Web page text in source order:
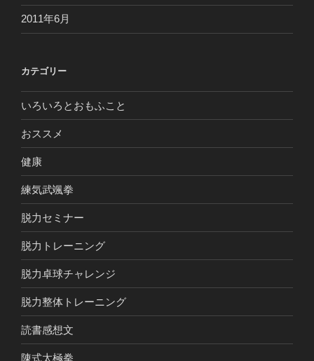
2011年6月
カテゴリー
いろいろとおもふこと
おススメ
健康
練気武颯拳
脱力セミナー
脱力トレーニング
脱力卓球チャレンジ
脱力整体トレーニング
読書感想文
陳式太極拳